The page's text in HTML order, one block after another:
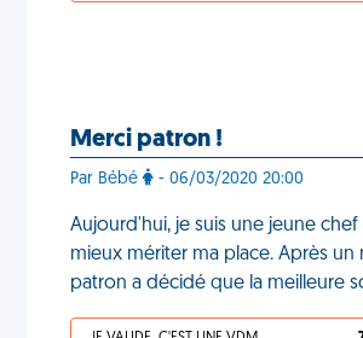
Merci patron !
Par Bébé - 06/03/2020 20:00
Aujourd'hui, je suis une jeune
mieux mériter ma place. Après
patron a décidé que la meilleure